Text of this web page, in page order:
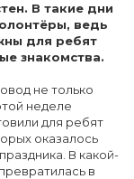
В такие дни
ведь
для ребят
знакомства.
не только
неделе
для ребят
оказалось
В какой-
в